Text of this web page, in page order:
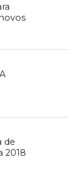
de
2018